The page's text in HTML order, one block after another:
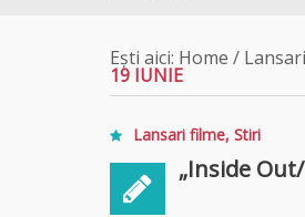
Ești aici: Home /
19 IUNIE
Lansari filme, Stiri
„Inside